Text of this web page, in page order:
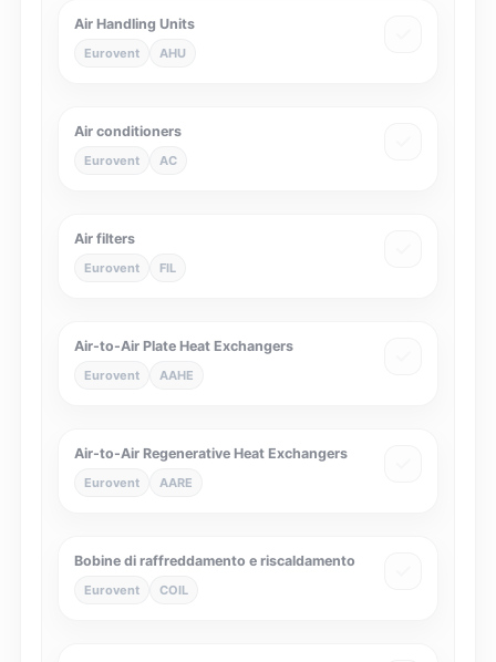
Air Handling Units
Eurovent AHU
Air conditioners
Eurovent AC
Air filters
Eurovent FIL
Air-to-Air Plate Heat Exchangers
Eurovent AAHE
Air-to-Air Regenerative Heat Exchangers
Eurovent AARE
Bobine di raffreddamento e riscaldamento
Eurovent COIL